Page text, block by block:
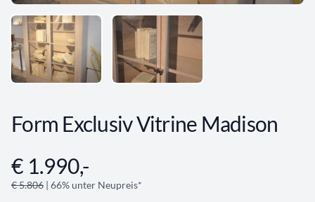
Form Exclusiv Vitrine Madison
Angebotsinformationen
€ 1.990,-
€ 5.806 | 66% unter Neupreis*